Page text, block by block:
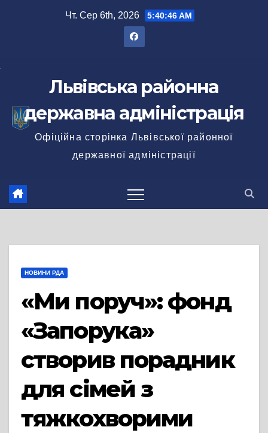
Чт. Сер 6th, 2026 5:40:46 AM
Львівська районна
державна адміністрація
Офіційна сторінка Львівської районної
державної адміністрації
НОВИНИ РДА
«Ми поруч»: фонд
«Запорука»
створив порадник
для сімей з
тяжкохворими